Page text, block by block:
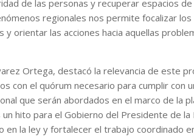
de las personas y recuperar espacios
regionales nos permite focalizar
orientar las acciones hacia aquellas
Ortega, destacó la relevancia de este
con el quórum necesario para cumplir con
que serán abordados en el marco de la
hito para el Gobierno del Presidente de la
la ley y fortalecer el trabajo coordinado